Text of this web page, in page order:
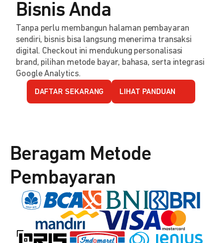
Bisnis Anda
Tanpa perlu membangun halaman pembayaran
sendiri, bisnis bisa langsung menerima transaksi
digital. Checkout ini mendukung personalisasi
brand, pilihan metode bayar, bahasa, serta integrasi
Google Analytics.
DAFTAR SEKARANG LIHAT PANDUAN
Beragam Metode
Pembayaran